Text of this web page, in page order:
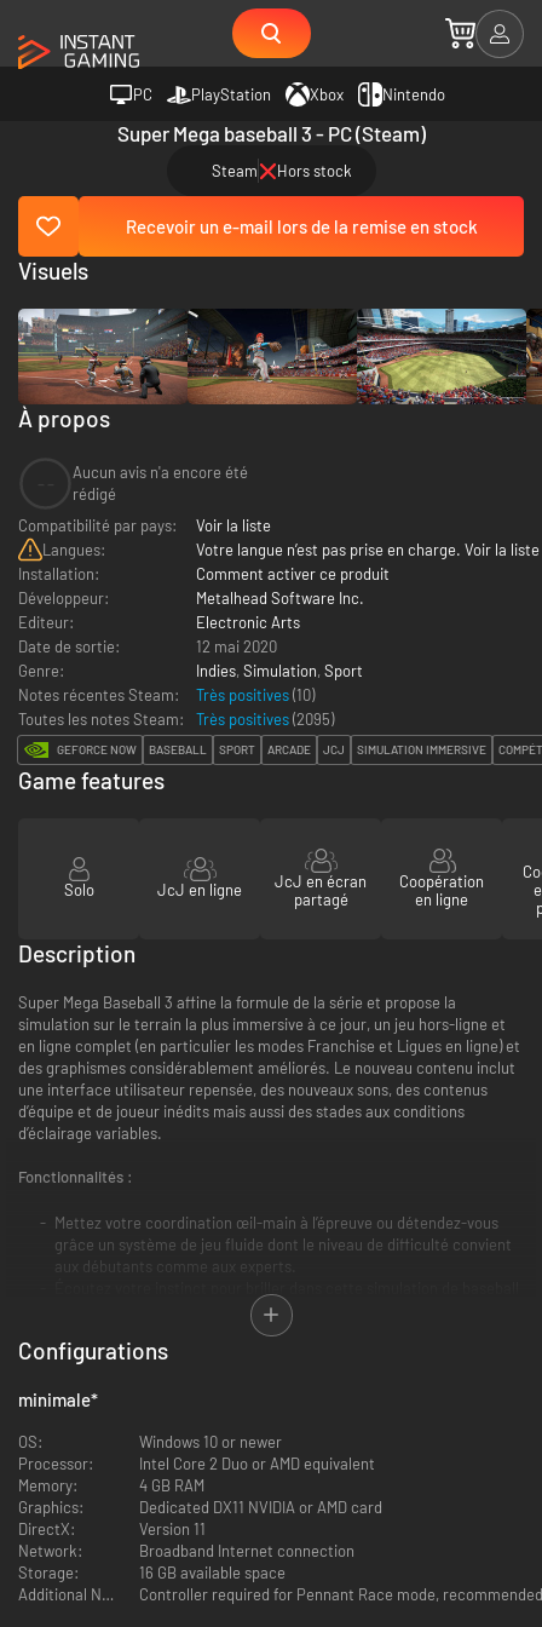
PC PlayStation Xbox Nintendo
Super Mega baseball 3 - PC (Steam)
Steam Hors stock
Recevoir un e-mail lors de la remise en stock
À propos
Aucun avis n'a encore été
rédigé
Compatibilité par pays:
Voir la liste
Langues:
Votre langue n’est pas prise en charge. Voir la liste
Installation:
Comment activer ce produit
Développeur:
Metalhead Software Inc.
Editeur:
Electronic Arts
Date de sortie:
12 mai 2020
Genre:
Indies, Simulation, Sport
Notes récentes Steam:
Très positives(10)
Toutes les notes Steam:
Très positives(2095)
GEFORCE NOW BASEBALL SPORT ARCADE JCJ SIMULATION IMMERSIVE
Visuels
Game features
Solo JcJ en ligne
JcJ en écran
partagé
Coopération
en ligne
Description
Super Mega Baseball 3 affine la formule de la série et propose la
simulation sur le terrain la plus immersive à ce jour, un jeu hors-ligne et
en ligne complet (en particulier les modes Franchise et Ligues en ligne) et
des graphismes considérablement améliorés. Le nouveau contenu inclut
une interface utilisateur repensée, des nouveaux sons, des contenus
d’équipe et de joueur inédits mais aussi des stades aux conditions
d’éclairage variables.
Fonctionnalités :
Mettez votre coordination œil-main à l’épreuve ou détendez-vous
grâce un système de jeu fluide dont le niveau de difficulté convient
aux débutants comme aux experts.
sophistiquée qui inclut de nouvelles mécaniques de pick off et
d’interception, des lancers puissants, des balles passées, des
frappeurs désignés et des traits de joueur liés à la situation.
proposant chacun des versions jour, nuit et éclairage alternatif.
nouveau mode Franchise, qui vous permet de gérer le
développement, le vieillissement et la retraite de vos joueurs ainsi
que le recrutement des agents libres (1 ou 2 joueurs contre l’IA, local
ou en ligne).
Organisez un championnat multiplateforme avec vos amis dans le
nouveau mode polyvalent Ligues en ligne (1 contre 1, en ligne
uniquement).
Jouez en ligne pour remporter des fanions et accéder aux divisions
Configurations
minimale*
OS:
Windows 10 or newer
Processor:
Intel Core 2 Duo or AMD equivalent
Memory:
4 GB RAM
Graphics:
Dedicated DX11 NVIDIA or AMD card
DirectX:
Version 11
Network:
Broadband Internet connection
Storage:
16 GB available space
Additional Notes:
Controller required for Pennant Race mode,